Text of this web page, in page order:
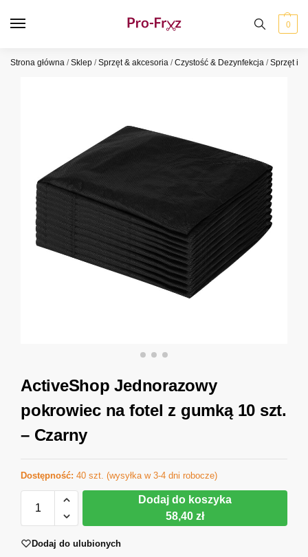
0
Strona główna /Sklep /Sprzęt & akcesoria /Czystość & Dezynfekcja /Sprzęt i
ActiveShop Jednorazowy
pokrowiec na fotel z gumką 10 szt.
– Czarny
Dostępność: 40 szt. (wysyłka w 3-4 dni robocze)
Dodaj do koszyka
58,40 zł
Dodaj do ulubionych